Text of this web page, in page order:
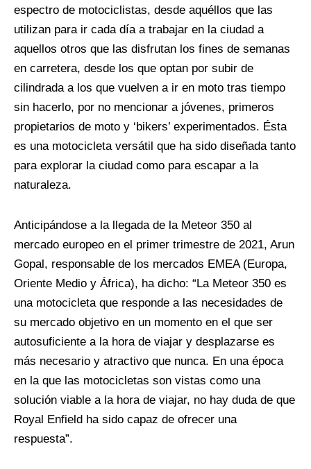
espectro de motociclistas, desde aquéllos que las
utilizan para ir cada día a trabajar en la ciudad a
aquellos otros que las disfrutan los fines de semanas
en carretera, desde los que optan por subir de
cilindrada a los que vuelven a ir en moto tras tiempo
sin hacerlo, por no mencionar a jóvenes, primeros
propietarios de moto y ‘bikers’ experimentados. Ésta
es una motocicleta versátil que ha sido diseñada tanto
para explorar la ciudad como para escapar a la
naturaleza.
Anticipándose a la llegada de la Meteor 350 al
mercado europeo en el primer trimestre de 2021, Arun
Gopal, responsable de los mercados EMEA (Europa,
Oriente Medio y África), ha dicho: “La Meteor 350 es
una motocicleta que responde a las necesidades de
su mercado objetivo en un momento en el que ser
autosuficiente a la hora de viajar y desplazarse es
más necesario y atractivo que nunca. En una época
en la que las motocicletas son vistas como una
solución viable a la hora de viajar, no hay duda de que
Royal Enfield ha sido capaz de ofrecer una
respuesta”.